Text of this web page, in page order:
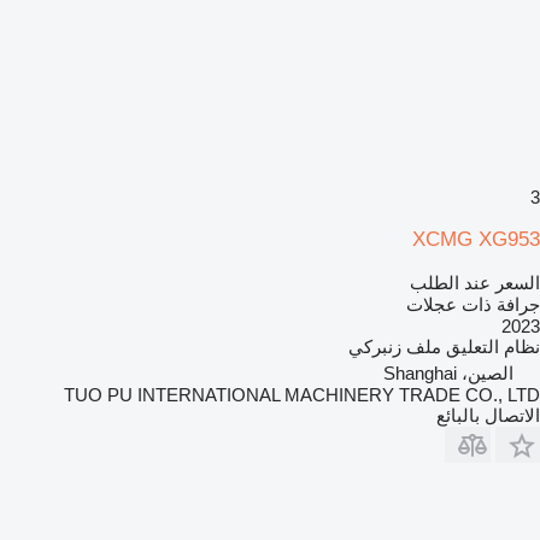
3
XCMG XG953
السعر عند الطلب
جرافة ذات عجلات
2023
نظام التعليق ملف زنبركي
الصين، Shanghai
TUO PU INTERNATIONAL MACHINERY TRADE CO., LTD
الاتصال بالبائع